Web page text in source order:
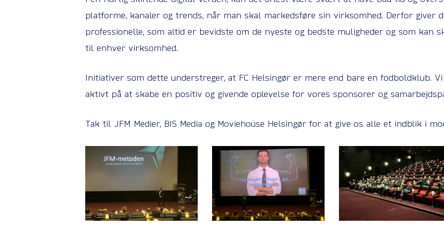
platforme, kanaler og trends, når man skal markedsføre sin virksomhed. Derfor giver
professionelle, som altid er bevidste om de nyeste og bedste muligheder og som kan
til enhver virksomhed.
Initiativer som dette understreger, at FC Helsingør er mere end bare en fodboldklub.
aktivt på at skabe en positiv og givende oplevelse for vores sponsorer og
Tak til JFM Medier, BIS Media og Moviehouse Helsingør for at give os alle et indblik i
IMG_3657 IMG_3651